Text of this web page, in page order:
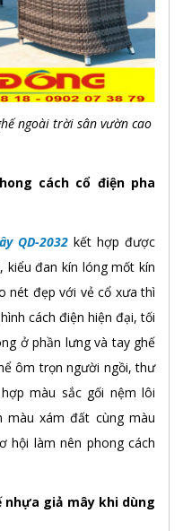
ngoài trời sân vườn cao
cách cổ điện pha
QD-2032 kết hợp được
kiểu đan kín lóng mốt kín
nét đẹp với vẻ cổ xưa thì
cách điện hiện đại, tối
ở phần lưng và tay ghế
ôm trọn người ngồi, thư
màu sắc gối nệm lôi
màu xám đất cùng màu
hội làm nên phong cách
nhựa giả mây khi dùng